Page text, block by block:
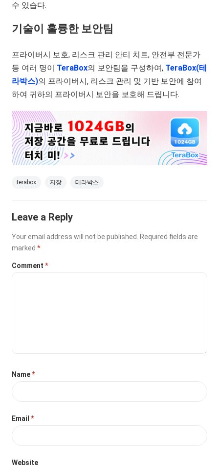
수 있습다.
기술이 훌륭한 보안팀
프라이버시 보호, 리스크 관리 안티 치트, 안전부 전문가
등 여러 명이 TeraBox의 보안팀을 구성하여, TeraBox(테
라박스)의 프라이버시, 리스크 관리 및 기반 보안에 참여
하여 귀하의 프라이버시 보안을 보호해 드립니다.
terabox 저장 테라박스
Leave a Reply
Your email address will not be published. Required fields are
marked*
Comment*
Name*
Email*
Website